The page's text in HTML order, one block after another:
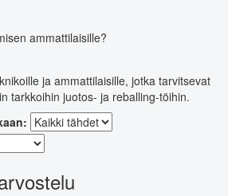
ammattilaisille?
ja ammattilaisille, jotka tarvitsevat
tarkkoihin juotos- ja reballing-töihin.